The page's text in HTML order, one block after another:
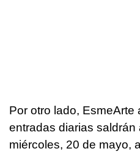
Por otro lado, EsmeArte
entradas diarias saldrán
miércoles, 20 de mayo,